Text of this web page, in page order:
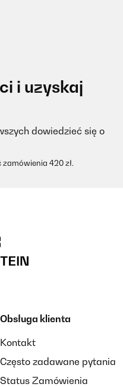
i uzyskaj
dowiedzieć się o
420 zł.
Obsługa klienta
Kontakt
Często zadawane pytania
Status Zamówienia